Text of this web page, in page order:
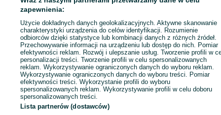
Kup
zapewnienia:
Użycie dokładnych danych geolokalizacyjnych. Aktywne skanowanie
charakterystyki urządzenia do celów identyfikacji. Rozumienie
odbiorców dzięki statystyce lub kombinacji danych z różnych źródeł.
Przechowywanie informacji na urządzeniu lub dostęp do nich. Pomiar
efektywności reklam. Rozwój i ulepszanie usług. Tworzenie profili w
personalizacji treści. Tworzenie profili w celu spersonalizowanych
reklam. Wykorzystywanie ograniczonych danych do wyboru reklam.
Wykorzystywanie ograniczonych danych do wyboru treści. Pomiar
efektywności treści. Wykorzystanie profili do wyboru
spersonalizowanych reklam. Wykorzystywanie profili w celu doboru
spersonalizowanych treści.
Lista partnerów (dostawców)